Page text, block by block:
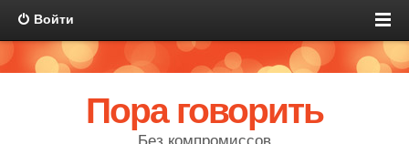
Войти
Пора говорить